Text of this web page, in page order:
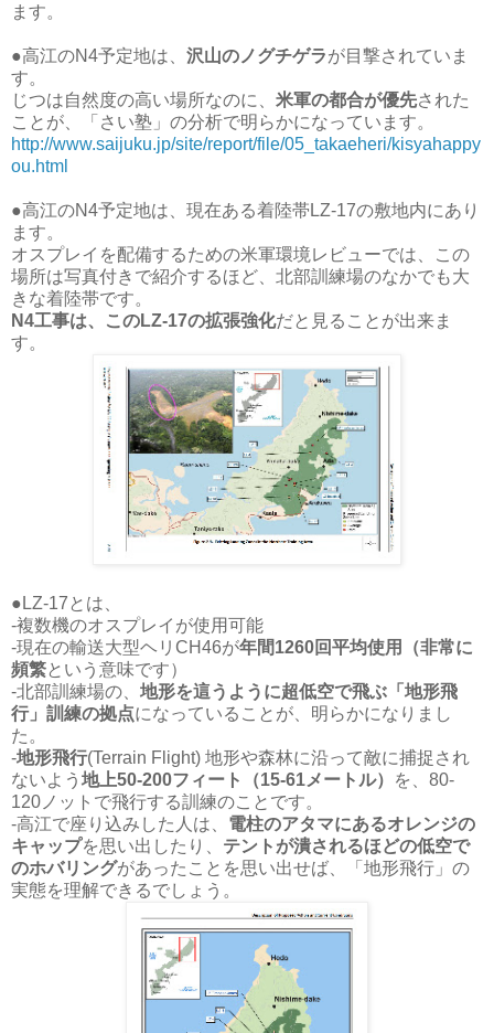
ます。
●高江のN4予定地は、 沢山のノグチゲラが目撃されていま
す。
じつは自然度の高い場所なのに、 米軍の都合が優先された
ことが、「さい塾」の分析で明らかになっています。
http://www.saijuku.jp/site/report/file/05_takaeheri/kisyahappy
ou.html
●高江のN4予定地は、現在ある着陸帯LZ-17の敷地内にあり
ます。
オスプレイを配備するための米軍環境レビューでは、この
場所は写真付きで紹介するほど、北部訓練場のなかでも大
きな着陸帯です。
N4工事は、このLZ-17の拡張強化だと見ることが出来ま
す。
●LZ-17とは、
-複数機のオスプレイが使用可能
-現在の輸送大型ヘリCH46が年間1260回平均使用
（非常に
頻繁という意味です）
-北部訓練場の、 地形を這うように超低空で飛ぶ「地形飛
行」訓練の拠点になっていることが、明らかになりまし
た。
-地形飛行(Terrain Flight) 地形や森林に沿って敵に捕捉され
ないよう 地上50-200フィート（15-61メートル）
を、80-
120ノットで飛行する訓練のことです。
-高江で座り込みした人は、 電柱のアタマにあるオレンジの
キャップを思い出したり、 テントが潰されるほどの低空で
のホバリングがあったことを思い出せば、「地形飛行」の
実態を理解できるでしょう。